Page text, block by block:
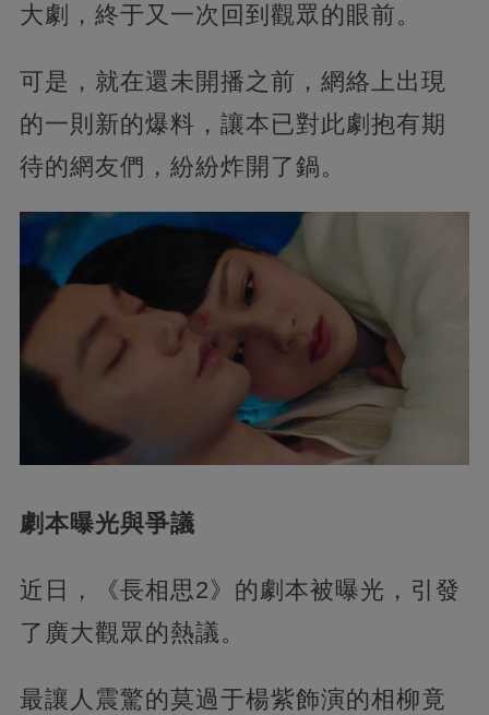
大劇，終于又一次回到觀眾的眼前。
可是，就在還未開播之前，網絡上出現
的一則新的爆料，讓本已對此劇抱有期
待的網友們，紛紛炸開了鍋。
劇本曝光與爭議
近日，《長相思2》的劇本被曝光，引發
了廣大觀眾的熱議。
最讓人震驚的莫過于楊紫飾演的相柳竟